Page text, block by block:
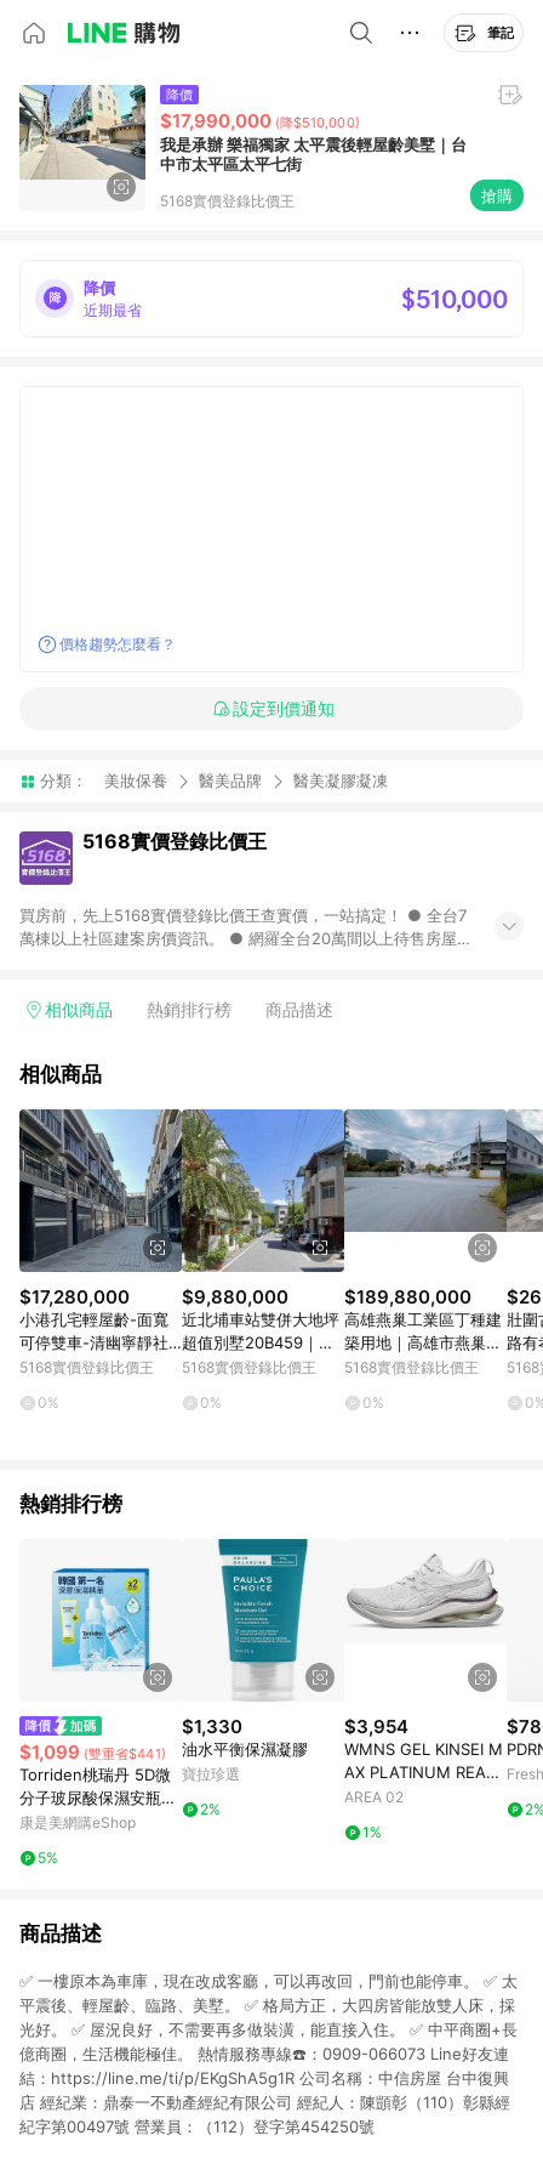
筆記
降價
$17,990,000 (降$510,000)
我是承辦 樂福獨家 太平震後輕屋齡美墅｜台
中市太平區太平七街
5168實價登錄比價王 搶購
降價
近期最省 $510,000
價格趨勢怎麼看？
設定到價通知
分類： 美妝保養 醫美品牌 醫美凝膠凝凍
5168實價登錄比價王
買房前，先上5168實價登錄比價王查實價，一站搞定！ ● 全台7
萬棟以上社區建案房價資訊。 ● 網羅全台20萬間以上待售房屋，
器人，24小時在線查。
相似商品 熱銷排行榜 商品描述
相似商品
$17,280,000
小港孔宅輕屋齡-面寬
可停雙車-清幽寧靜社
區型車墅｜高雄市小港
5168實價登錄比價王
0%
$9,880,000
近北埔車站雙併大地坪
超值別墅20B459｜花
蓮縣新城鄉民生路
5168實價登錄比價王
0%
$189,880,000
高雄燕巢工業區丁種建
築用地｜高雄市燕巢區
代天府段
5168實價登錄比價王
0%
壯圍
路有
宜蘭
熱銷排行榜
$1,099 (雙重省$441)
Torriden桃瑞丹 5D微
分子玻尿酸保濕安瓶精
華限量套裝-精華50ML
康是美網購eShop
5%
$1,330
油水平衡保濕凝膠
寶拉珍選
2%
$3,954
WMNS GEL KINSEI M
AX PLATINUM REAL
WHITE PURE SILVER
AREA 02
1%
商品描述
✅ 一樓原本為車庫，現在改成客廳，可以再改回，門前也能停車。 ✅ 太
平震後、輕屋齡、臨路、美墅。 ✅ 格局方正，大四房皆能放雙人床，採
光好。 ✅ 屋況良好，不需要再多做裝潢，能直接入住。 ✅ 中平商圈+長
億商圈，生活機能極佳。 熱情服務專線☎️：0909-066073 Line好友連
結：https://line.me/ti/p/EKgShA5g1R 公司名稱：中信房屋 台中復興
店 經紀業：鼎泰一不動產經紀有限公司 經紀人：陳顗彰（110）彰縣經
紀字第00497號 營業員：（112）登字第454250號